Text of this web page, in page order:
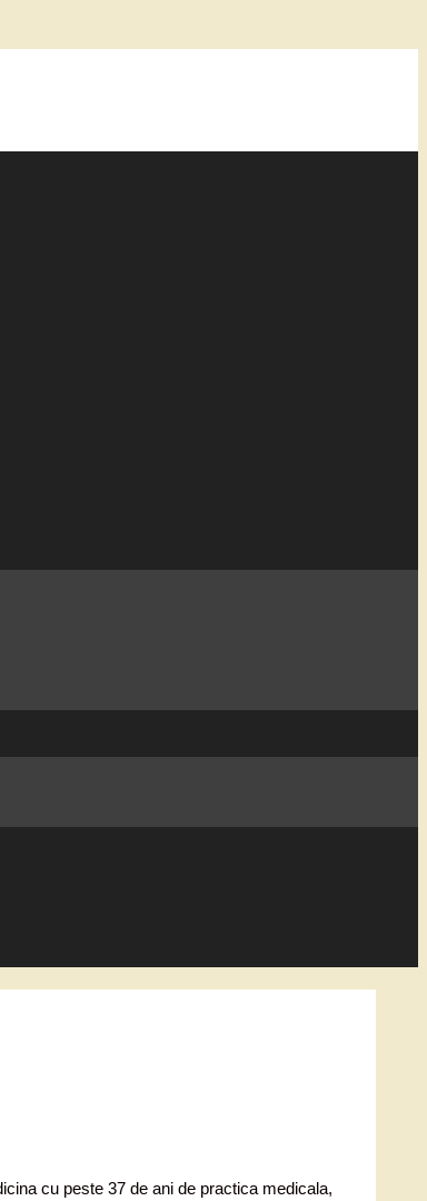
cu peste 37 de ani de practica medicala,